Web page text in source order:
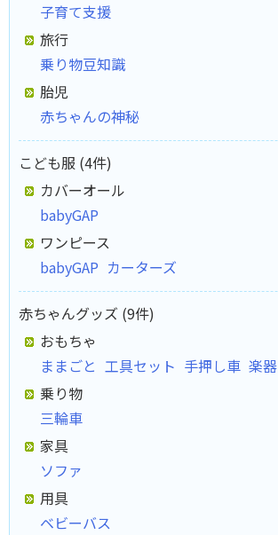
子育て支援
旅行
乗り物豆知識
胎児
赤ちゃんの神秘
こども服 (4件)
カバーオール
babyGAP
ワンピース
babyGAP カーターズ
赤ちゃんグッズ (9件)
おもちゃ
ままごと 工具セット 手押し車 楽器
乗り物
三輪車
家具
ソファ
用具
ベビーバス